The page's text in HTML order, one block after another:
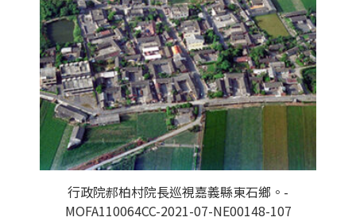
行政院郝柏村院長巡視嘉義縣東石鄉。-
MOFA110064CC-2021-07-NE00148-107